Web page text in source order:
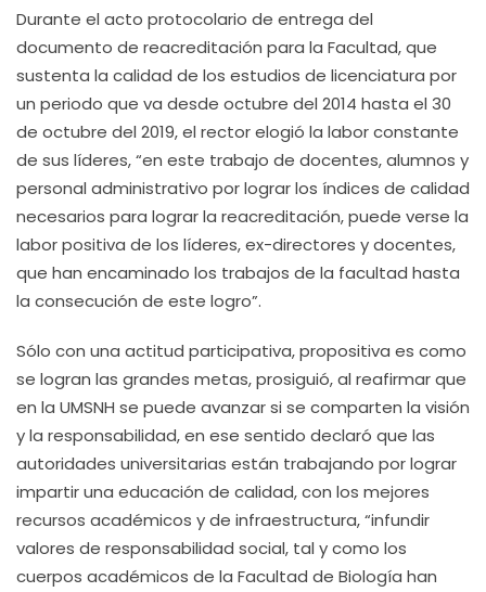
Durante el acto protocolario de entrega del
documento de reacreditación para la Facultad, que
sustenta la calidad de los estudios de licenciatura por
un periodo que va desde octubre del 2014 hasta el 30
de octubre del 2019, el rector elogió la labor constante
de sus líderes, “en este trabajo de docentes, alumnos y
personal administrativo por lograr los índices de calidad
necesarios para lograr la reacreditación, puede verse la
labor positiva de los líderes, ex-directores y docentes,
que han encaminado los trabajos de la facultad hasta
la consecución de este logro”.
Sólo con una actitud participativa, propositiva es como
se logran las grandes metas, prosiguió, al reafirmar que
en la UMSNH se puede avanzar si se comparten la visión
y la responsabilidad, en ese sentido declaró que las
autoridades universitarias están trabajando por lograr
impartir una educación de calidad, con los mejores
recursos académicos y de infraestructura, “infundir
valores de responsabilidad social, tal y como los
cuerpos académicos de la Facultad de Biología han